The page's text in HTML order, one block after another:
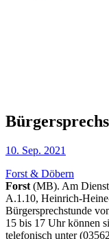
10. Sep. 2021
Forst & Döbern
Forst (MB). Am
A.1.10, Heinrich-
Bürgersprechstunde
15 bis 17 Uhr können
telefonisch unter